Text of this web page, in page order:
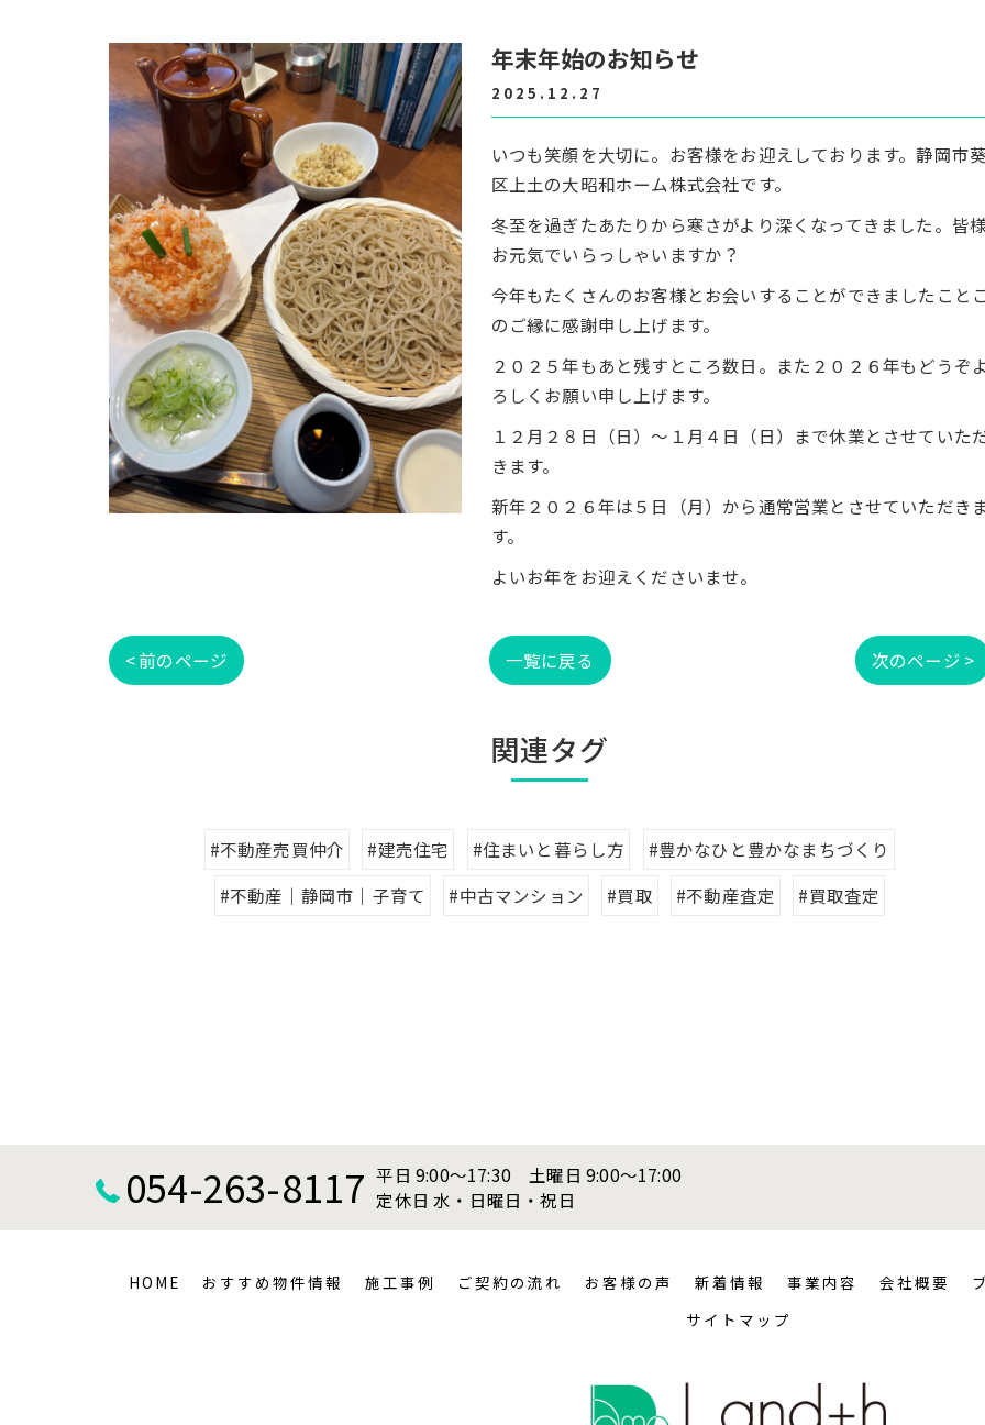
年末年始のお知らせ
2025.12.27
いつも笑顔を大切に。お客様をお迎えしております。静岡市
区上土の大昭和ホーム株式会社です。
冬至を過ぎたあたりから寒さがより深くなってきました。皆
お元気でいらっしゃいますか？
今年もたくさんのお客様とお会いすることができましたこと
のご縁に感謝申し上げます。
２０２５年もあと残すところ数日。また２０２６年もどうぞ
ろしくお願い申し上げます。
１２月２８日（日）～１月４日（日）まで休業とさせていた
きます。
新年２０２６年は５日（月）から通常営業とさせていただき
す。
よいお年をお迎えくださいませ。
< 前のページ 一覧に戻る 次のページ >
関連タグ
#不動産売買仲介 #建売住宅 #住まいと暮らし方
#豊かなひと豊かなまちづくり
#不動産｜静岡市｜子育て
#中古マンション #買取 #不動産査定 #買取査定
054-263-8117 平日 9:00～17:30 土曜日 9:00〜17:00
定休日 水・日曜日・祝日
HOME おすすめ物件情報 施工事例 ご契約の流れ お客様の声 新着情報 事業内容 会社概要
サイトマップ